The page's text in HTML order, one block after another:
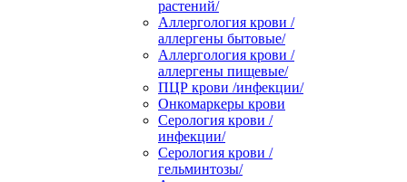
растений/
Аллергология крови /
аллергены бытовые/
Аллергология крови /
аллергены пищевые/
ПЦР крови /инфекции/
Онкомаркеры крови
Серология крови /
инфекции/
Серология крови /
гельминтозы/